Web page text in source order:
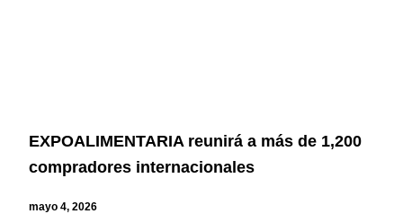
EXPOALIMENTARIA reunirá a más de 1,200
compradores internacionales
mayo 4, 2026